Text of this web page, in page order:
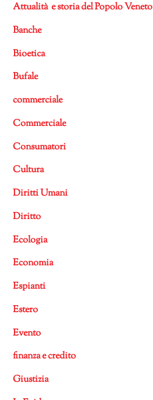
Attualità e storia del Popolo Veneto
Banche
Bioetica
Bufale
commerciale
Commerciale
Consumatori
Cultura
Diritti Umani
Diritto
Ecologia
Economia
Espianti
Estero
Evento
finanza e credito
Giustizia